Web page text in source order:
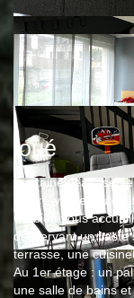
loué
Fontainebleau,
centre-ville et du
Ce bien vous
desservant un vaste
terrasse, une
Au 1er étage : un
une salle de bains